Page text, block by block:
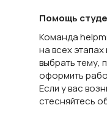
Помощь
Команда
на всех
выбрать тему,
оформить
Если у вас
стесняйтесь